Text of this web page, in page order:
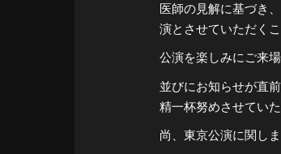
公演に関するお
医師の見解に基づき
演とさせていただく
公演を楽しみにご来
並びにお知らせが直
精一杯努めさせてい
尚、東京公演に関し